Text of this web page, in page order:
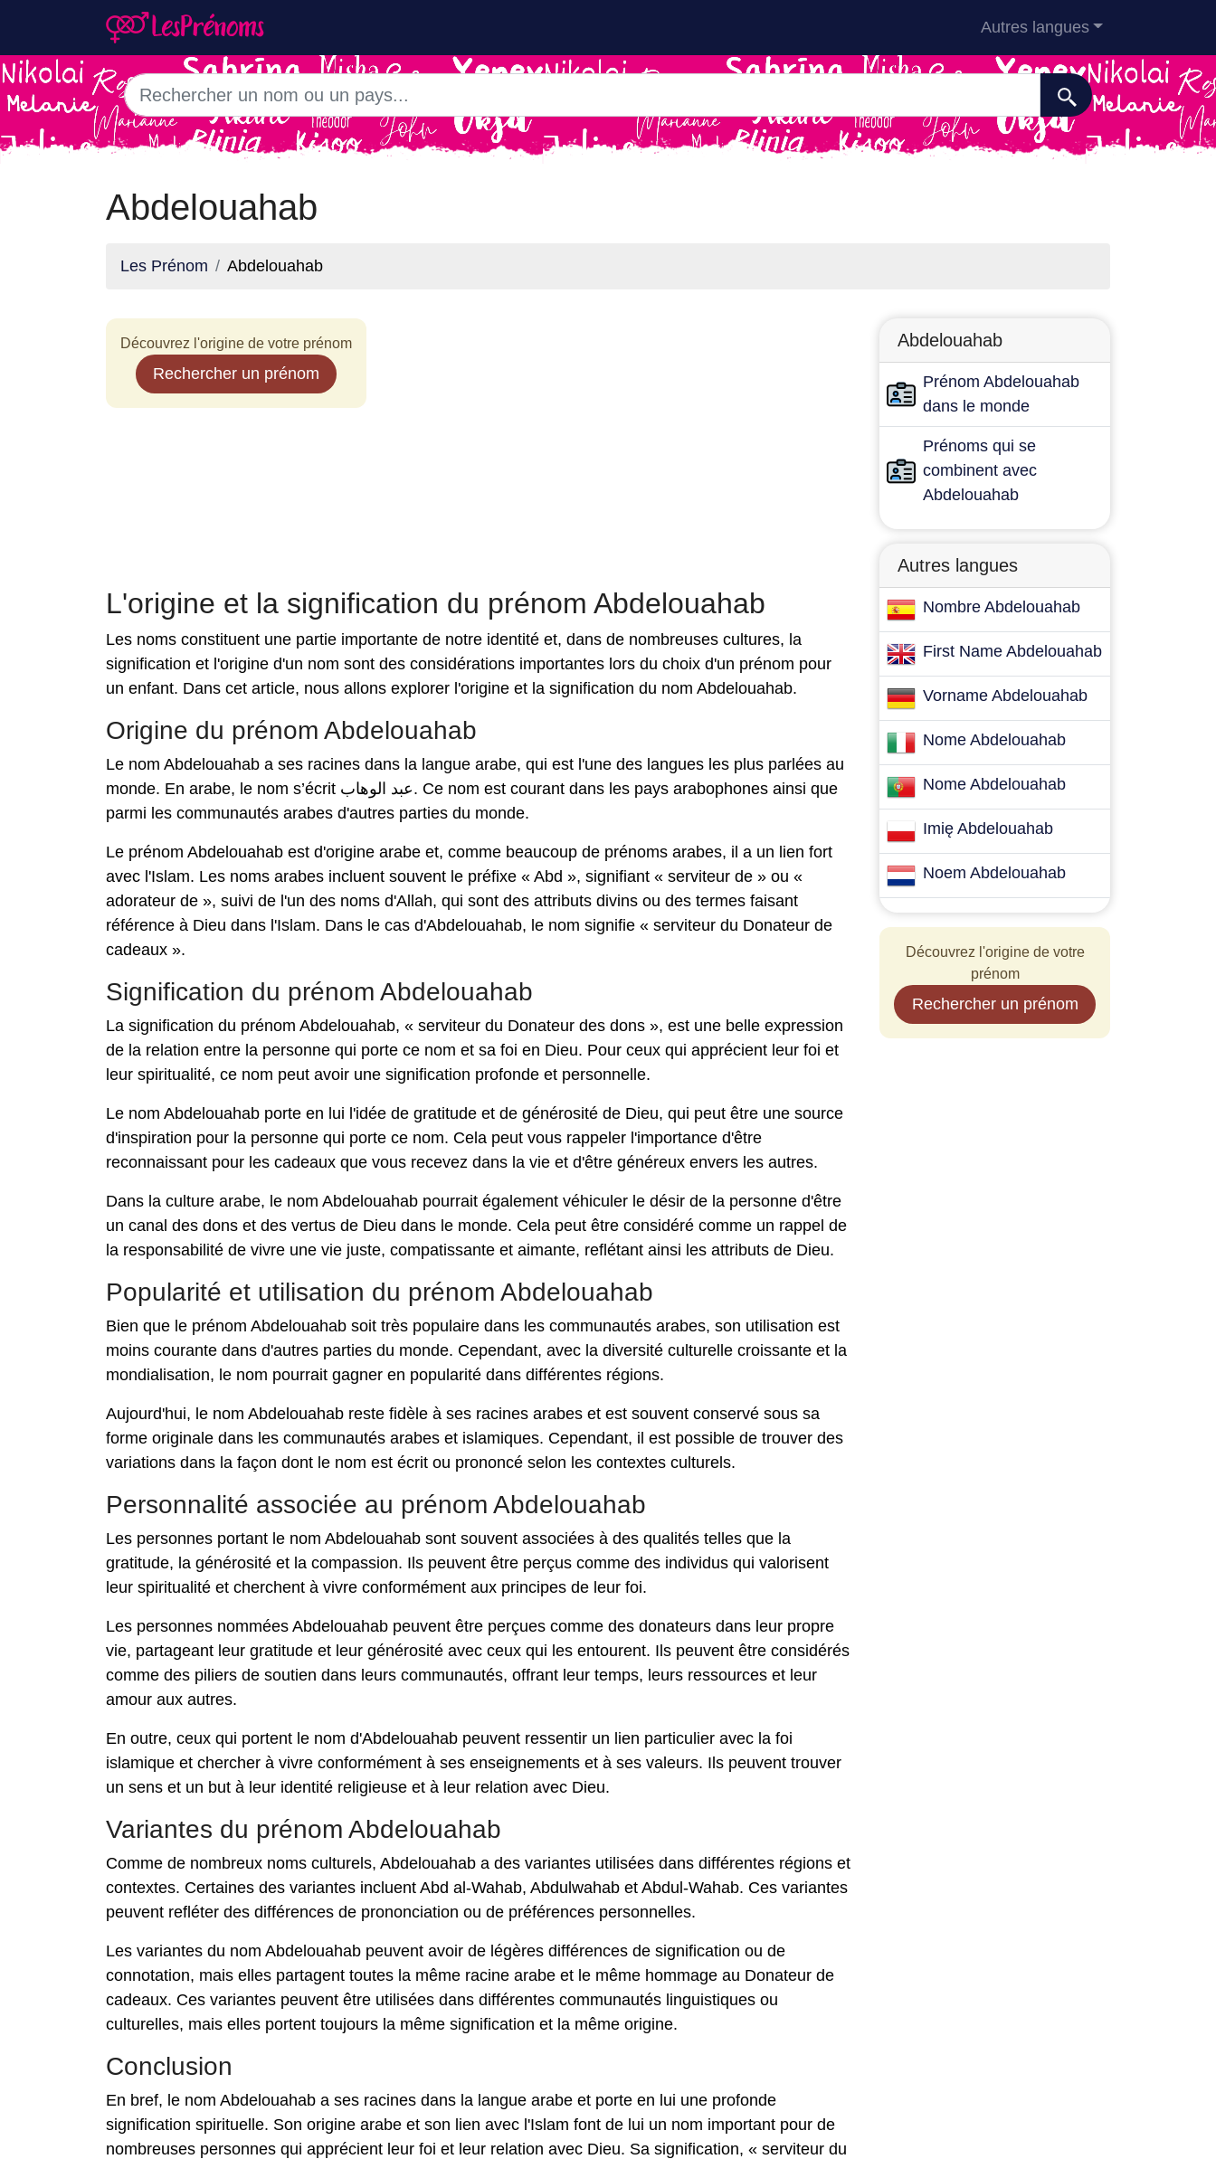
Autres langues
Abdelouahab
Les Prénom Abdelouahab
Découvrez l'origine de votre prénom
Rechercher un prénom
L'origine et la signification du prénom Abdelouahab
Les noms constituent une partie importante de notre identité et, dans de nombreuses cultures, la
signification et l'origine d'un nom sont des considérations importantes lors du choix d'un prénom pour
un enfant. Dans cet article, nous allons explorer l'origine et la signification du nom Abdelouahab.
Origine du prénom Abdelouahab
Le nom Abdelouahab a ses racines dans la langue arabe, qui est l'une des langues les plus parlées au
monde. En arabe, le nom s’écrit عبد الوهاب. Ce nom est courant dans les pays arabophones ainsi que
parmi les communautés arabes d'autres parties du monde.
Le prénom Abdelouahab est d'origine arabe et, comme beaucoup de prénoms arabes, il a un lien fort
avec l'Islam. Les noms arabes incluent souvent le préfixe « Abd », signifiant « serviteur de » ou «
adorateur de », suivi de l'un des noms d'Allah, qui sont des attributs divins ou des termes faisant
référence à Dieu dans l'Islam. Dans le cas d'Abdelouahab, le nom signifie « serviteur du Donateur de
cadeaux ».
Signification du prénom Abdelouahab
La signification du prénom Abdelouahab, « serviteur du Donateur des dons », est une belle expression
de la relation entre la personne qui porte ce nom et sa foi en Dieu. Pour ceux qui apprécient leur foi et
leur spiritualité, ce nom peut avoir une signification profonde et personnelle.
Le nom Abdelouahab porte en lui l'idée de gratitude et de générosité de Dieu, qui peut être une source
d'inspiration pour la personne qui porte ce nom. Cela peut vous rappeler l'importance d'être
reconnaissant pour les cadeaux que vous recevez dans la vie et d'être généreux envers les autres.
Dans la culture arabe, le nom Abdelouahab pourrait également véhiculer le désir de la personne d'être
un canal des dons et des vertus de Dieu dans le monde. Cela peut être considéré comme un rappel de
la responsabilité de vivre une vie juste, compatissante et aimante, reflétant ainsi les attributs de Dieu.
Popularité et utilisation du prénom Abdelouahab
Bien que le prénom Abdelouahab soit très populaire dans les communautés arabes, son utilisation est
moins courante dans d'autres parties du monde. Cependant, avec la diversité culturelle croissante et la
mondialisation, le nom pourrait gagner en popularité dans différentes régions.
Aujourd'hui, le nom Abdelouahab reste fidèle à ses racines arabes et est souvent conservé sous sa
forme originale dans les communautés arabes et islamiques. Cependant, il est possible de trouver des
variations dans la façon dont le nom est écrit ou prononcé selon les contextes culturels.
Personnalité associée au prénom Abdelouahab
Les personnes portant le nom Abdelouahab sont souvent associées à des qualités telles que la
gratitude, la générosité et la compassion. Ils peuvent être perçus comme des individus qui valorisent
leur spiritualité et cherchent à vivre conformément aux principes de leur foi.
Les personnes nommées Abdelouahab peuvent être perçues comme des donateurs dans leur propre
vie, partageant leur gratitude et leur générosité avec ceux qui les entourent. Ils peuvent être considérés
comme des piliers de soutien dans leurs communautés, offrant leur temps, leurs ressources et leur
amour aux autres.
En outre, ceux qui portent le nom d'Abdelouahab peuvent ressentir un lien particulier avec la foi
islamique et chercher à vivre conformément à ses enseignements et à ses valeurs. Ils peuvent trouver
un sens et un but à leur identité religieuse et à leur relation avec Dieu.
Variantes du prénom Abdelouahab
Comme de nombreux noms culturels, Abdelouahab a des variantes utilisées dans différentes régions et
contextes. Certaines des variantes incluent Abd al-Wahab, Abdulwahab et Abdul-Wahab. Ces variantes
peuvent refléter des différences de prononciation ou de préférences personnelles.
Les variantes du nom Abdelouahab peuvent avoir de légères différences de signification ou de
connotation, mais elles partagent toutes la même racine arabe et le même hommage au Donateur de
cadeaux. Ces variantes peuvent être utilisées dans différentes communautés linguistiques ou
culturelles, mais elles portent toujours la même signification et la même origine.
Conclusion
En bref, le nom Abdelouahab a ses racines dans la langue arabe et porte en lui une profonde
signification spirituelle. Son origine arabe et son lien avec l'Islam font de lui un nom important pour de
nombreuses personnes qui apprécient leur foi et leur relation avec Dieu. Sa signification, « serviteur du
Abdelouahab
Prénom Abdelouahab
dans le monde
Prénoms qui se
combinent avec
Abdelouahab
Autres langues
Nombre Abdelouahab
First Name Abdelouahab
Vorname Abdelouahab
Nome Abdelouahab
Nome Abdelouahab
Imię Abdelouahab
Noem Abdelouahab
Découvrez l'origine de votre
prénom
Rechercher un prénom